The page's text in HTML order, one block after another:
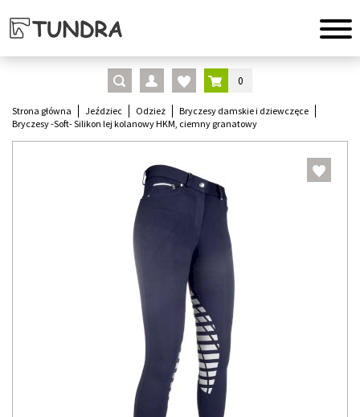
0
Strona główna Jeździec Odzież
Bryczesy damskie i dziewczęce
Bryczesy -Soft- Silikon lej kolanowy HKM, ciemny granatowy